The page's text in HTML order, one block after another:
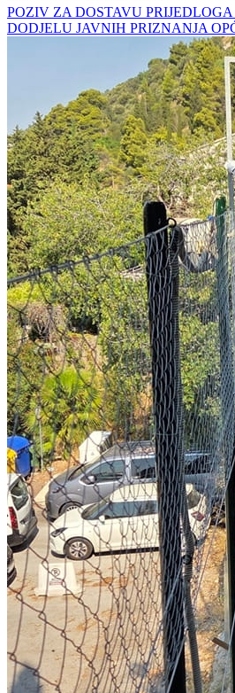
POZIV ZA DOSTAVU
DODJELU JAVNIH PRIZNANJA